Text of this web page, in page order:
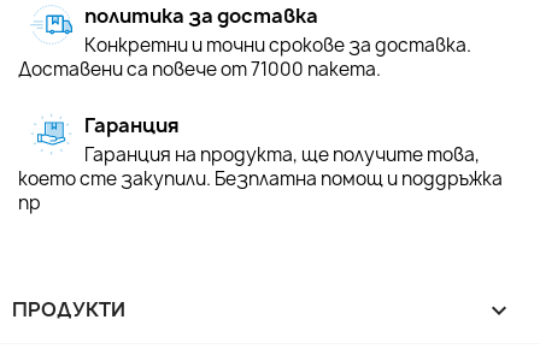
политика за доставка
Конкретни и точни срокове за доставка.
Доставени са повече от 71000 пакета.
Гаранция
Гаранция на продукта, ще получите това,
което сте закупили. Безплатна помощ и поддръжка
пр
ПРОДУКТИ 